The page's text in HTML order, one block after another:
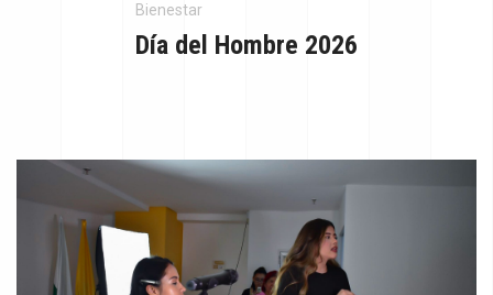
Bienestar
Día del Hombre 2026